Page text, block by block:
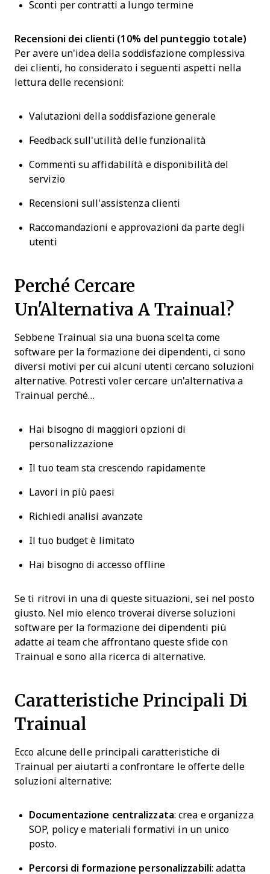
Sconti per contratti a lungo termine
Recensioni dei clienti (10% del punteggio totale)
Per avere un'idea della soddisfazione complessiva
dei clienti, ho considerato i seguenti aspetti nella
lettura delle recensioni:
Valutazioni della soddisfazione generale
Feedback sull'utilità delle funzionalità
Commenti su affidabilità e disponibilità del
servizio
Recensioni sull'assistenza clienti
Raccomandazioni e approvazioni da parte degli
utenti
Perché Cercare
Un'Alternativa A Trainual?
Sebbene Trainual sia una buona scelta come
software per la formazione dei dipendenti, ci sono
diversi motivi per cui alcuni utenti cercano soluzioni
alternative. Potresti voler cercare un'alternativa a
Trainual perché…
Hai bisogno di maggiori opzioni di
personalizzazione
Il tuo team sta crescendo rapidamente
Lavori in più paesi
Richiedi analisi avanzate
Il tuo budget è limitato
Hai bisogno di accesso offline
Se ti ritrovi in una di queste situazioni, sei nel posto
giusto. Nel mio elenco troverai diverse soluzioni
software per la formazione dei dipendenti più
adatte ai team che affrontano queste sfide con
Trainual e sono alla ricerca di alternative.
Caratteristiche Principali Di
Trainual
Ecco alcune delle principali caratteristiche di
Trainual per aiutarti a confrontare le offerte delle
soluzioni alternative:
Documentazione centralizzata: crea e organizza
SOP, policy e materiali formativi in un unico
posto.
Percorsi di formazione personalizzabili: adatta